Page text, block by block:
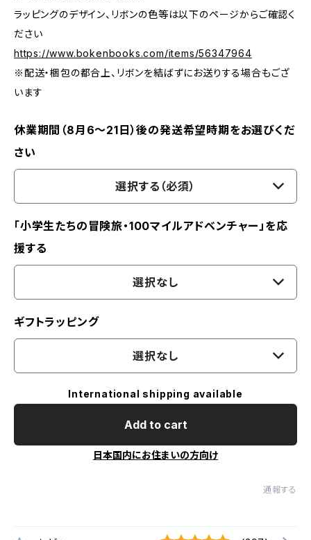
ラッピングのデザイン、リボンの色等は以下のページからご確認く
ださい
https://www.bokenbooks.com/items/56347964
※配送・梱包の都合上、リボンを結ばずにお送りする場合もござ
います
休業期間（8月6〜21日）後の発送希望時期をお選びくだ
さい
選択する（必須）
「小学生たちの冒険旅・100マイルアドベンチャー」を応
援する
選択なし
ギフトラッピング
選択なし
International shipping available
Add to cart
日本国内にお住まいの方向け
通報する